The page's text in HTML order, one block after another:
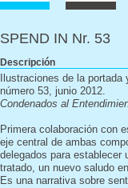
SPEND IN Nr. 53
Descripción
Ilustraciones de la
número 53, junio 2012.
Condenados al
Primera colaboración con
eje central de ambas
delegados para establecer
tratado, un nuevo saludo
Es una narrativa sobre